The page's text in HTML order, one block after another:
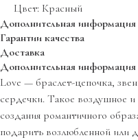
Цвет: Красный
Дополнительная информация
Гарантии качества
Доставка
Дополнительная информация
Love — браслет-цепочка,
сердечки. Такое воздушное
создания романтичного
подарить возлюбленной или